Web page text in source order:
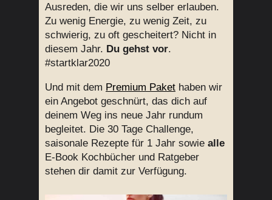
Ausreden, die wir uns selber erlauben.
Zu wenig Energie, zu wenig Zeit, zu
schwierig, zu oft gescheitert? Nicht in
diesem Jahr. Du gehst vor.
#startklar2020
Und mit dem Premium Paket haben wir
ein Angebot geschnürt, das dich auf
deinem Weg ins neue Jahr rundum
begleitet. Die 30 Tage Challenge,
saisonale Rezepte für 1 Jahr sowie alle
E-Book Kochbücher und Ratgeber
stehen dir damit zur Verfügung.